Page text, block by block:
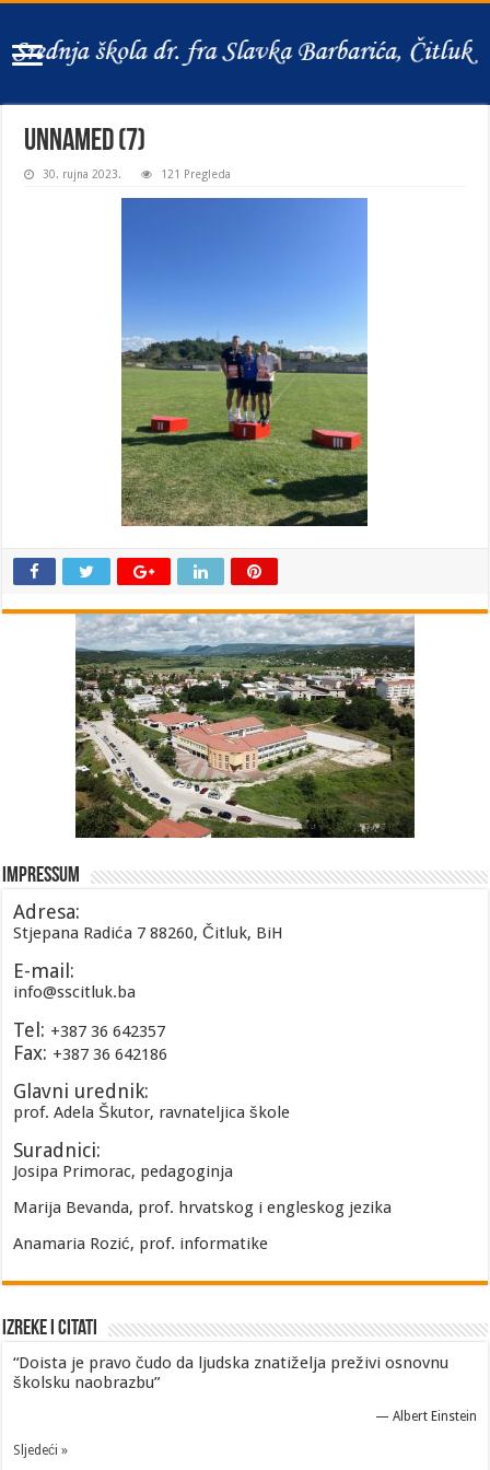
unnamed (7)
30. rujna 2023. 121 Pregleda
Impressum
Adresa:
Stjepana Radića 7 88260, Čitluk, BiH
E-mail:
info@sscitluk.ba
Tel: +387 36 642357
Fax: +387 36 642186
Glavni urednik:
prof. Adela Škutor, ravnateljica škole
Suradnici:
Josipa Primorac, pedagoginja
Marija Bevanda, prof. hrvatskog i engleskog jezika
Anamaria Rozić, prof. informatike
Izreke i Citati
“Doista je pravo čudo da ljudska znatiželja preživi osnovnu
školsku naobrazbu”
— Albert Einstein
Sljedeći »